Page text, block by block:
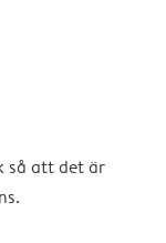
så att det är